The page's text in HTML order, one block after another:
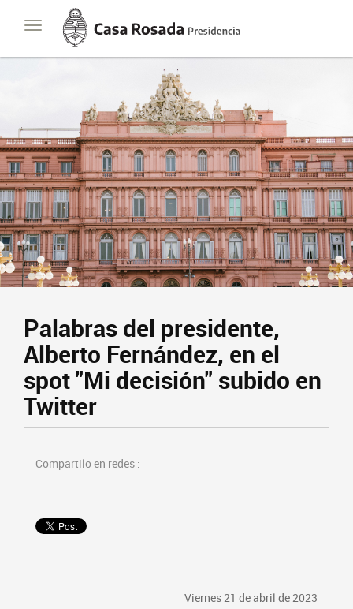
Toggle
navigation
Casa
Rosada
Presidencia
de
Palabras del presidente,
Alberto Fernández, en el
spot "Mi decisión" subido en
Twitter
Compartilo en redes :
Viernes 21 de abril de 2023